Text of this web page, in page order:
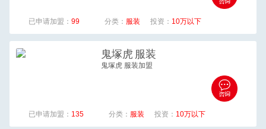
已申请加盟： 99 分类： 服装 投资： 10万以下
鬼塚虎 服装
鬼塚虎 服装加盟
已申请加盟： 135 分类： 服装 投资： 10万以下